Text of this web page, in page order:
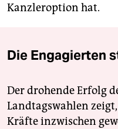
Kanzleroption hat.
Die Engagierten
Der drohende Erfolg
Landtagswahlen
Kräfte inzwischen